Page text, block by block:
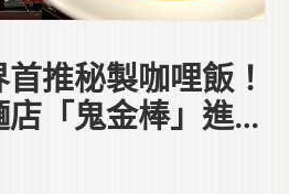
推秘製咖哩飯！
「鬼金棒」進駐